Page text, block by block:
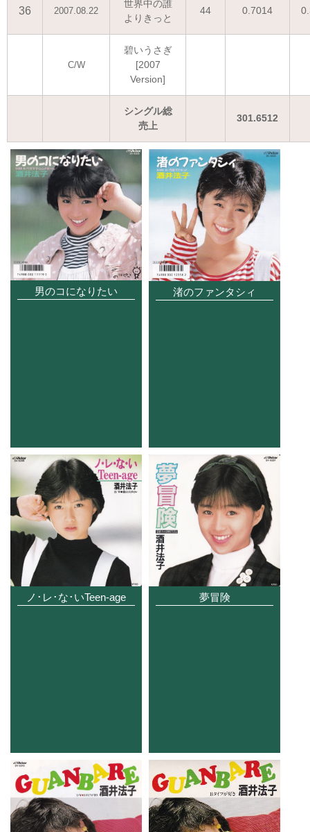
36 2007.08.22
世界中の誰
よりきっと
44 0.7014
C/W
碧いうさぎ
[2007
Version]
シングル総
売上
301.6512
男のコになりたい 渚のファンタシィ
ノ･レ･な･いTeen-age 夢冒険